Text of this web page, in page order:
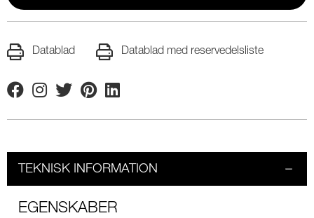
Datablad Datablad med reservedelsliste
FacebookInstagram
TwitterPinterestLinkedin
TEKNISK INFORMATION
EGENSKABER